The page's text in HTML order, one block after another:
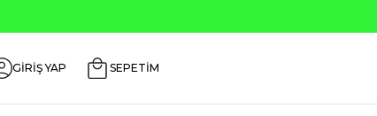
GİRİŞ YAP SEPETİM